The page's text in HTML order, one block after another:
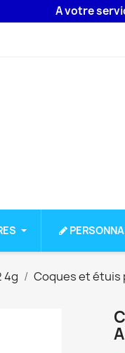
A votre service
4g Coques et étuis